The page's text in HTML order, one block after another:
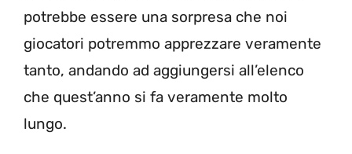
potrebbe essere una sorpresa che noi
giocatori potremmo apprezzare veramente
tanto, andando ad aggiungersi all’elenco
che quest’anno si fa veramente molto
lungo.